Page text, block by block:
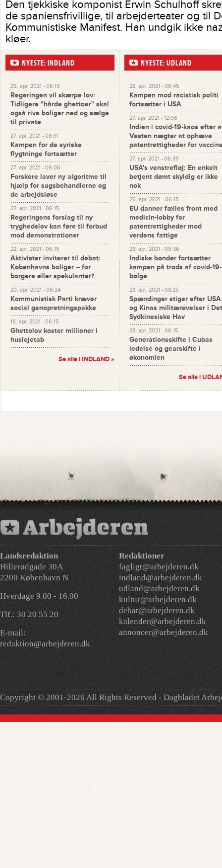
Den tjekkiske komponist Erwin Schulhoff
de spaniensfrivillige, til arbejderteater og til
Kommunistiske Manifest. Han undgik ikke
kløer.
NYESTE: INDLAND
29. apr. 2021 - 06:15
Regeringen vil skærpe lov:
Tidligere "hårde ghettoer" skal
også rive boliger ned og sælge
til private
27. apr. 2021 - 08:31
Kampen for de syriske
flygtninge fortsætter
27. apr. 2021 - 06:00
Forskere laver ny algoritme til
hjælp for sagsbehandlerne og
de arbejdsløse
22. apr. 2021 - 06:15
Regeringens forslag til ny
tryghedslov kan føre til forbud
mod demonstrationer
22. apr. 2021 - 06:15
Aktivister inviterer til debat:
Københavns boliger – for
borgere eller spekulanter?
20. apr. 2021 - 06:24
Kommunistisk Parti kræver
social genopretningspakke
19. apr. 2021 - 06:15
Ghettolov koster millioner i
huslejetab
Se alle i INDLAND »
NYESTE: UDLAND
28. apr. 2021 - 06:45
Kampen mod racistisk politi
fortsætter i USA
27. apr. 2021 - 12:06
Indien i covid-19-kaos efter
Vesten nægter at ophæve
patentrettigheder for
27. apr. 2021 - 06:39
USA's venstrefløj: En enkelt
betjent dømt skyldig er ikke
nok
26. apr. 2021 - 06:15
EU danner fælles front med
medicin-lobby for
patentrettigheder mod
verdens fattige
23. apr. 2021 - 09:36
Indiske bønder fortsætter
kampen på trods af covid-19-
bølge
23. apr. 2021 - 08:25
Spændinger stiger efter USA
og Kinas militærøvelser i Det
Sydkinesiske Hav
23. apr. 2021 - 06:15
Generationsskifte i Cubas
ledelse og gearskifte i
økonomien
Se alle i
Landsredaktion
Hillerødgade 30A
2200 København N
Hverdage 9.00 - 16.00
Tlf.: 30 20 55 20
E-mail:
redaktion@arbejderen.dk
Redaktioner
fagligt@arbejderen.dk
indland@arbejderen.dk
udland@arbejderen.dk
kultur@arbejderen.dk
debat@arbejderen.dk
kalender@arbejderen.dk
annoncer@arbejderen.dk
Copyright © 2001-2026 All Rights Reserved - Dagbladet